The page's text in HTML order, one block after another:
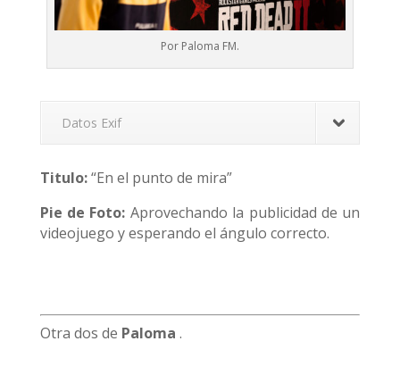
Por Paloma FM.
Datos Exif
Titulo:“En el punto de mira”
Pie de Foto: Aprovechando la publicidad de un
videojuego y esperando el ángulo correcto.
Otra dos de Paloma .